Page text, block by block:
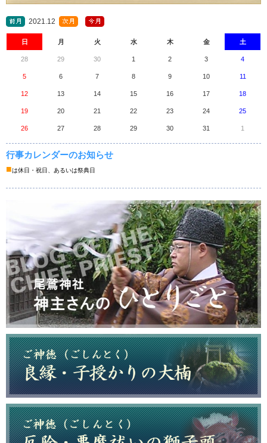
2021.12
日 月 火 水 木 金 土
28 29 30 1 2 3 4
5 6 7 8 9 10 11
12 13 14 15 16 17 18
19 20 21 22 23 24 25
26 27 28 29 30 31 1
行事カレンダーのお知らせ
■は休日・祝日、あるいは祭典日